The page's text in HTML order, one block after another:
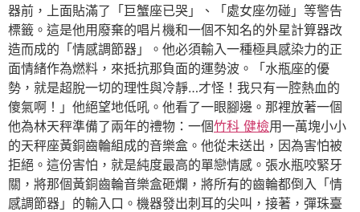
器前，上面貼滿了「巨蟹座已哭」、「處女座勿碰」等警告
標籤。這是他用廢棄的唱片機和一個不知名的外星計算器改
造而成的「情感調節器」。他必須輸入一種極具感染力的正
面情緒作為燃料，來抵抗那負面的運勢波。「水瓶座的優
勢，就是超脫一切的理性與冷靜…才怪！我只有一腔熱血的
傻氣啊！」他絕望地低吼。他看了一眼腳邊。那裡放著一個
他為林天秤準備了兩年的禮物：一個竹科 健檢用一萬塊小小
的天秤座黃銅齒輪組成的音樂盒。他從未送出，因為害怕被
拒絕。這份害怕，就是純度最高的單戀情感。張水瓶咬緊牙
關，將那個黃銅齒輪音樂盒砸爛，將所有的齒輪都倒入「情
感調節器」的輸入口。機器發出刺耳的尖叫，接著，彈珠臺